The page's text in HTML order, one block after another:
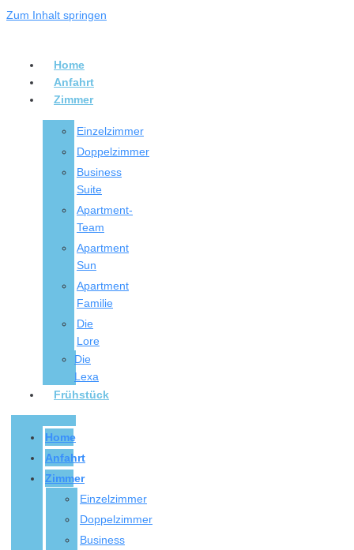
Zum Inhalt springen
Home
Anfahrt
Zimmer
Einzelzimmer
Doppelzimmer
Business
Suite
Apartment-
Team
Apartment
Sun
Apartment
Familie
Die
Lore
Die
Lexa
Frühstück
Home
Anfahrt
Zimmer
Einzelzimmer
Doppelzimmer
Business